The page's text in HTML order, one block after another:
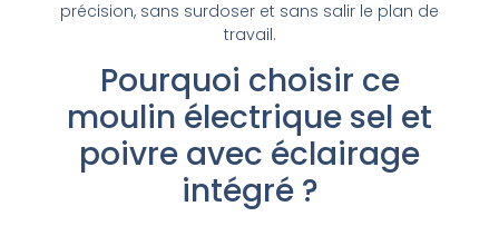
précision, sans surdoser et sans salir le plan de
travail.
Pourquoi choisir ce
moulin électrique sel et
poivre avec éclairage
intégré ?